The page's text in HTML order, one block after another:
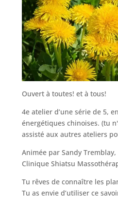
Ouvert à toutes! et à tous!
4e atelier d’une série de 5,
énergétiques chinoises. (tu
assisté aux autres ateliers
Animée par Sandy Tremblay,
Clinique Shiatsu
Tu rêves de connaître les
Tu as envie d’utiliser ce